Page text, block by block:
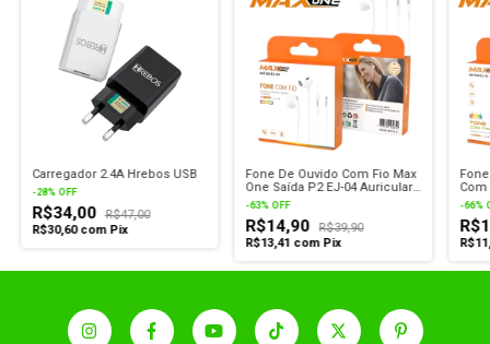
Carregador 2.4A Hrebos USB
-28% OFF
R$34,00
R$47,00
R$30,60com Pix
Fone De Ouvido Com Fio Max
One Saída P2 EJ-04 Auricular
Super Grave Branco
-63%OFF
R$14,90
R$39,90
R$13,41 com Pix
Com
11
-66%